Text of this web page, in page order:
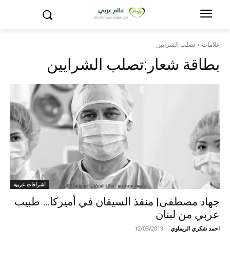
علامات تصلب الشرايين
بطاقة شعار:تصلب الشرايين
اشراقات عربية
جهاد مصطفى| منقذ السيقان في أميركا… طبيب
عربي من لبنان
احمد شكري الريماوي -
12/03/2019